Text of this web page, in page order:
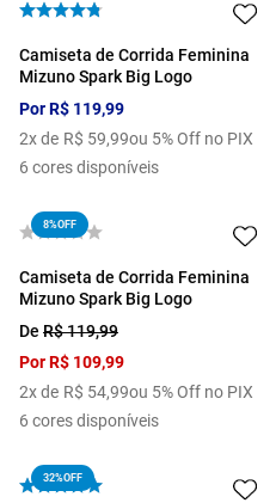
Camiseta de Corrida Feminina
Mizuno Spark Big Logo
PorR$ 119,99
2x de R$ 59,99ou 5% Off no PIX
6 cores disponíveis
8%OFF
Camiseta de Corrida Feminina
Mizuno Spark Big Logo
De R$119,99
PorR$ 109,99
2x de R$ 54,99ou 5% Off no PIX
6 cores disponíveis
32%OFF